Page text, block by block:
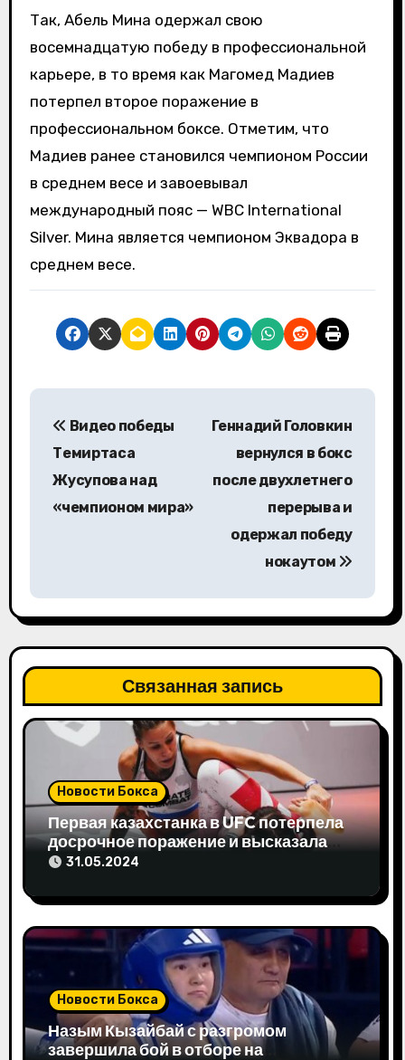
Так, Абель Мина одержал свою
восемнадцатую победу в профессиональной
карьере, в то время как Магомед Мадиев
потерпел второе поражение в
профессиональном боксе. Отметим, что
Мадиев ранее становился чемпионом России
в среднем весе и завоевывал
международный пояс — WBC International
Silver. Мина является чемпионом Эквадора в
среднем весе.
Н
а
ц
и
я
з
а
п
и
с
м
Видео победы
Темиртаса
Жусупова над
«чемпионом мира»
Геннадий Головкин
вернулся в бокс
после двухлетнего
перерыва и
одержал победу
нокаутом
Связанная запись
Новости Бокса
Первая казахстанка в UFC потерпела
досрочное поражение и высказала
свое мнение
31.05.2024
Новости Бокса
Назым Кызайбай с разгромом
завершила бой в отборе на